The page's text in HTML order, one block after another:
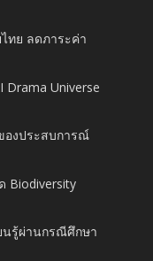
ไทย ลดภาระค่า
Drama Universe
องประสบการณ์
Biodiversity
นรู้ผ่านกรณีศึกษา